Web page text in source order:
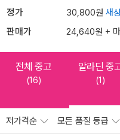
정가 30,800원 새
판매가 24,640원 +
전체 중고
(16)
알라딘 중
(1)
저가격순 모든 품질 등급